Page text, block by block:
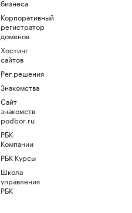
бизнеса
Корпоративный
регистратор
доменов
Хостинг
сайтов
Рег.решения
Знакомства
Сайт
знакомств
podbor.ru
РБК
Компании
РБК Курсы
Школа
управления
РБК